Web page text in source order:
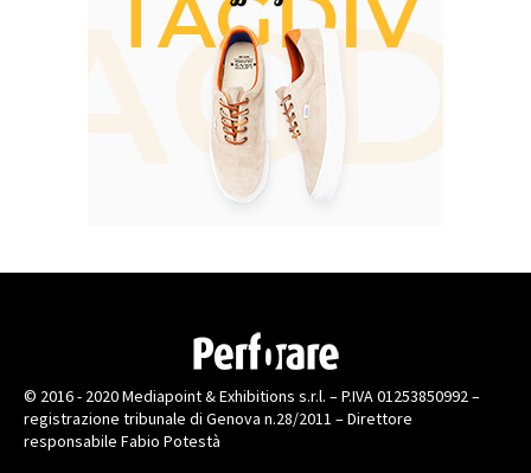
© 2016 - 2020 Mediapoint & Exhibitions s.r.l. – P.IVA 01253850992 –
registrazione tribunale di Genova n.28/2011 – Direttore
responsabile Fabio Potestà